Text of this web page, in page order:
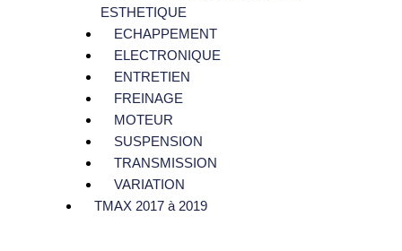
ESTHETIQUE
ECHAPPEMENT
ELECTRONIQUE
ENTRETIEN
FREINAGE
MOTEUR
SUSPENSION
TRANSMISSION
VARIATION
TMAX 2017 à 2019